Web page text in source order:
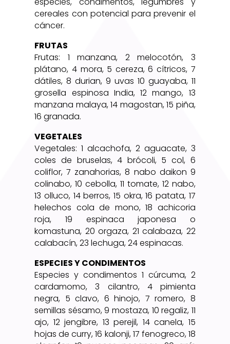
cereales con potencial para prevenir el
cáncer.
FRUTAS
Frutas: 1 manzana, 2 melocotón, 3
plátano, 4 mora, 5 cereza, 6 cítricos, 7
dátiles, 8 durian, 9 uvas 10 guayaba, 11
grosella espinosa India, 12 mango, 13
manzana malaya, 14 magostan, 15 piña,
16 granada.
VEGETALES
Vegetales: 1 alcachofa, 2 aguacate, 3
coles de bruselas, 4 brócoli, 5 col, 6
coliflor, 7 zanahorias, 8 nabo daikon 9
colinabo, 10 cebolla, 11 tomate, 12 nabo,
13 olluco, 14 berros, 15 okra, 16 patata, 17
helechos cola de mono, 18 achicoria
roja, 19 espinaca japonesa o
komastuna, 20 orgaza, 21 calabaza, 22
calabacín, 23 lechuga, 24 espinacas.
ESPECIES Y CONDIMENTOS
Especies y condimentos 1 cúrcuma, 2
cardamomo, 3 cilantro, 4 pimienta
negra, 5 clavo, 6 hinojo, 7 romero, 8
semillas sésamo, 9 mostaza, 10 regaliz, 11
ajo, 12 jengibre, 13 perejil, 14 canela, 15
hojas de curry, 16 kalonji, 17 fenogreco, 18